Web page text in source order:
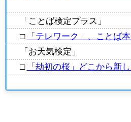
「ことば検定プラス」
□
「テレワーク」、ことば
「お天気検定」
□
「劫初の桜」どこから新